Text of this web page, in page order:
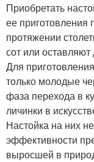
Приобретать
ее приготовления
протяжении
сот или
Для
только молодые
фаза перехода в
личинки в
Настойка на них
эффективности
выросшей в